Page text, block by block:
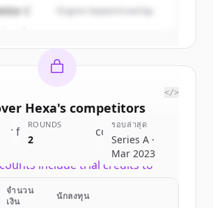
ชีอยู่แล้วใช่ไหม
C Organic keyword overlap
Hexa's competitors
free to view all competitors
include trial credits to
</>
ROUNDS
2
รอบล่าสุด
Series A ·
Mar 2023
จำนวน
เงิน
นักลงทุน